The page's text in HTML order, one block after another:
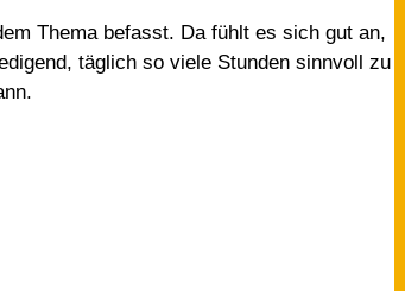
Thema befasst. Da fühlt es sich gut an,
täglich so viele Stunden sinnvoll zu